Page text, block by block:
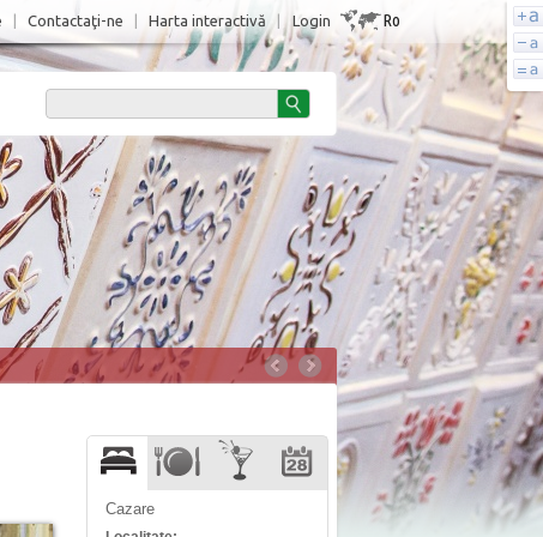
Login Ro
Contactaţi-ne Harta interactivă
Cazare